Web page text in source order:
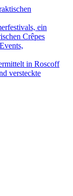
ein
Crêpes
in Roscoff
versteckte